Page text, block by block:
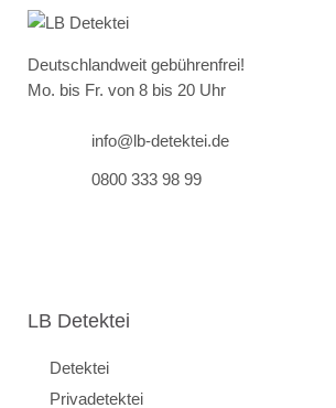
Deutschlandweit gebührenfrei!
Mo. bis Fr. von 8 bis 20 Uhr
info@lb-detektei.de
0800 333 98 99
LB Detektei
Detektei
Privadetektei